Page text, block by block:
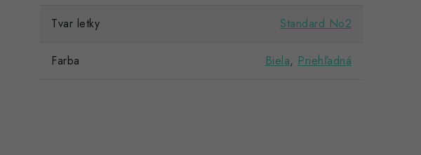
Tvar letky Standard No2
Farba Biela, Priehľadná